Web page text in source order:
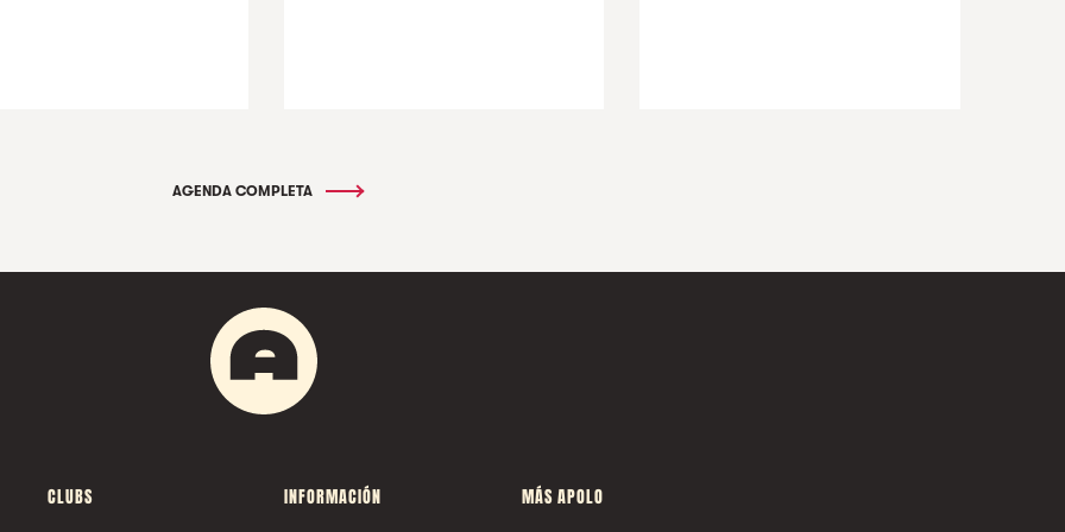
AGENDA COMPLETA
CLUBS INFORMACIÓN MÁS APOLO